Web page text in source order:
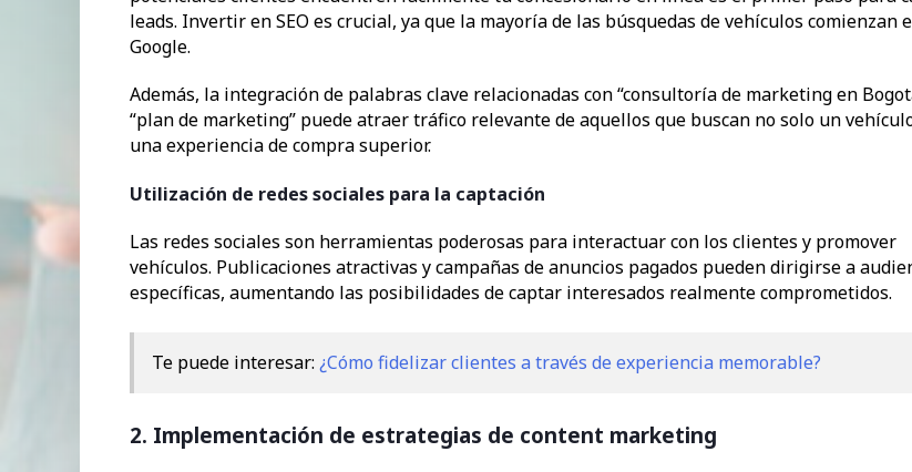
leads. Invertir en SEO es crucial, ya que la mayoría de las búsquedas de vehículos comienzan
Google.
Además, la integración de palabras clave relacionadas con “consultoría de marketing en
“plan de marketing” puede atraer tráfico relevante de aquellos que buscan no solo un
una experiencia de compra superior.
Utilización de redes sociales para la captación
Las redes sociales son herramientas poderosas para interactuar con los clientes y promover
vehículos. Publicaciones atractivas y campañas de anuncios pagados pueden dirigirse a
específicas, aumentando las posibilidades de captar interesados realmente comprometidos.
Te puede interesar: ¿Cómo fidelizar clientes a través de experiencia memorable?
2. Implementación de estrategias de content marketing